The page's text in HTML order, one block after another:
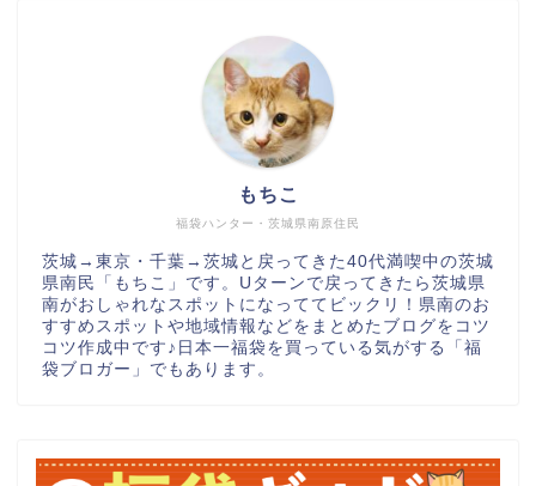
福袋ハンター・茨城県南原住民
もちこ
茨城→東京・千葉→茨城と戻ってきた40代満喫中の茨城
県南民「もちこ」です。Uターンで戻ってきたら茨城県
南がおしゃれなスポットになっててビックリ！県南のお
すすめスポットや地域情報などをまとめたブログをコツ
コツ作成中です♪日本一福袋を買っている気がする「福
袋ブロガー」でもあります。